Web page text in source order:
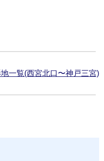
一覧(西宮北口〜神戸三宮)